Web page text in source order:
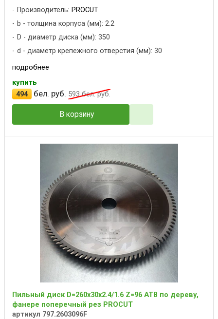
Производитель: PROCUT
b - толщина корпуса (мм): 2.2
D - диаметр диска (мм): 350
d - диаметр крепежного отверстия (мм): 30
подробнее
купить
494
бел. руб. 593бел. руб.
В корзину
Пильный диск D=260x30x2.4/1.6 Z=96 ATB по дереву,
фанере поперечный рез PROCUT
артикул 797.2603096F